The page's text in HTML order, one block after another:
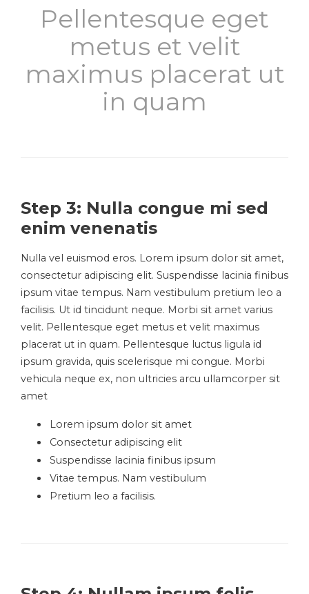
Pellentesque eget
metus et velit
maximus placerat ut
in quam
Step 3: Nulla congue mi sed
enim venenatis
Nulla vel euismod eros. Lorem ipsum dolor sit amet,
consectetur adipiscing elit. Suspendisse lacinia finibus
ipsum vitae tempus. Nam vestibulum pretium leo a
facilisis. Ut id tincidunt neque. Morbi sit amet varius
velit. Pellentesque eget metus et velit maximus
placerat ut in quam. Pellentesque luctus ligula id
ipsum gravida, quis scelerisque mi congue. Morbi
vehicula neque ex, non ultricies arcu ullamcorper sit
amet
Lorem ipsum dolor sit amet
Consectetur adipiscing elit
Suspendisse lacinia finibus ipsum
Vitae tempus. Nam vestibulum
Pretium leo a facilisis.